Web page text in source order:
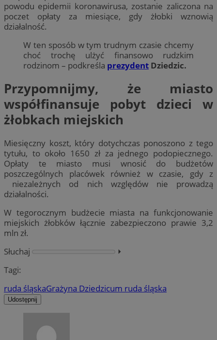
powodu epidemii koronawirusa, zostanie zaliczona na
poczet opłaty za miesiące, gdy żłobki wznowią
działalność.
W ten sposób w tym trudnym czasie chcemy
choć trochę ulżyć finansowo rudzkim
rodzinom – podkreśla prezydent Dziedzic.
Przypomnijmy, że miasto
współfinansuje pobyt dzieci w
żłobkach miejskich
Miesięczny koszt, który dotychczas ponoszono z tego
tytułu, to około 1650 zł za jednego podopiecznego.
Opłaty te miasto musi wnosić do budżetów
poszczególnych placówek również w czasie, gdy z
niezależnych od nich względów nie prowadzą
działalności.
W tegorocznym budżecie miasta na funkcjonowanie
miejskich żłobków łącznie zabezpieczono prawie 3,2
mln zł.
Słuchaj
⏵︎
Tagi:
ruda śląskaGrażyna Dziedzicum ruda śląska
Udostępnij